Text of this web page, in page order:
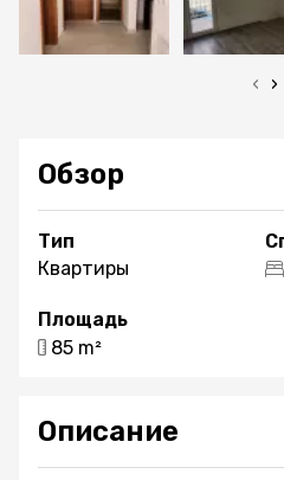
‹ ›
Обзор
Тип
Квартиры
Площадь
85 m²
Описание